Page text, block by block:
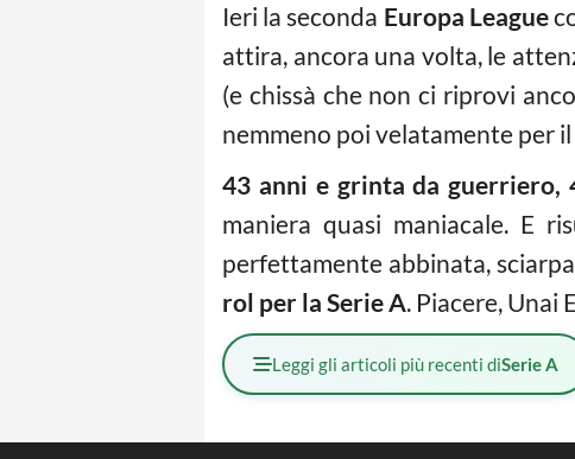
Ieri la seconda Europa League
attira, ancora una volta, le
(e chissà che non ci riprovi
nemmeno poi velatamente per il
43 anni e grinta da guerriero,
maniera quasi maniacale. E
perfettamente abbinata,
rol per la Serie A. Piacere, Unai
Leggi gli articoli più recenti diSerie A